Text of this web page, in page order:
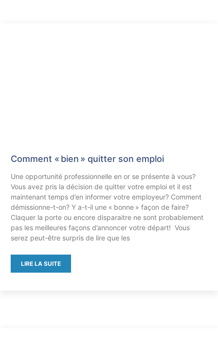
Comment « bien » quitter son emploi
Une opportunité professionnelle en or se présente à vous?
Vous avez pris la décision de quitter votre emploi et il est
maintenant temps d’en informer votre employeur? Comment
démissionne-t-on? Y a-t-il une « bonne » façon de faire?
Claquer la porte ou encore disparaitre ne sont probablement
pas les meilleures façons d’annoncer votre départ! Vous
serez peut-être surpris de lire que les
LIRE LA SUITE